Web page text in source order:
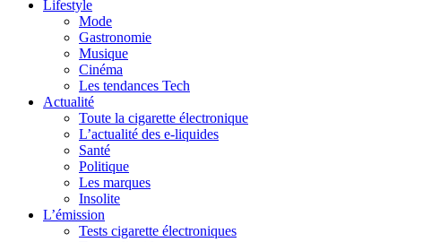
Lifestyle
Mode
Gastronomie
Musique
Cinéma
Les tendances Tech
Actualité
Toute la cigarette électronique
L’actualité des e-liquides
Santé
Politique
Les marques
Insolite
L’émission
Tests cigarette électroniques